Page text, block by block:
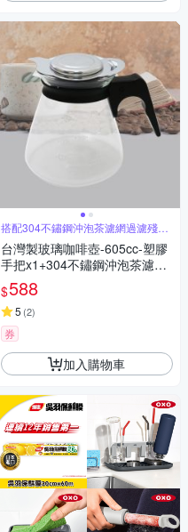
搭配304不鏽鋼沖泡茶濾網過濾殘渣
效果佳
台灣製玻璃咖啡壺-605cc-塑膠
手把x1+304不鏽鋼沖泡茶濾網
組x1入
$588
5 (2)
券
加入購物車